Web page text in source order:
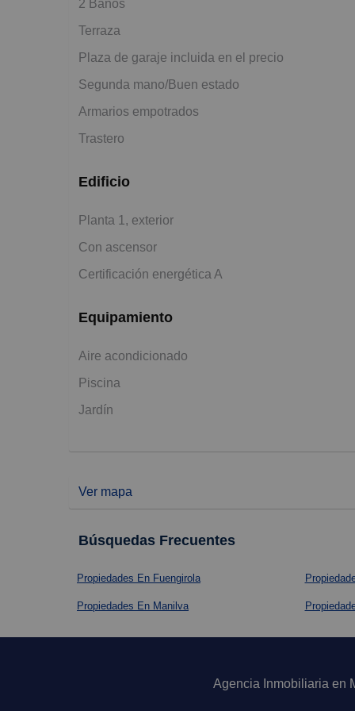
2 Baños
Terraza
Plaza de garaje incluida en el precio
Segunda mano/Buen estado
Armarios empotrados
Trastero
Edificio
Planta 1, exterior
Con ascensor
Certificación energética A
Equipamiento
Aire acondicionado
Piscina
Jardín
Ver mapa
Búsquedas Frecuentes
Propiedades En Fuengirola
Propiedades En Manilva
Agencia Inmobiliaria en